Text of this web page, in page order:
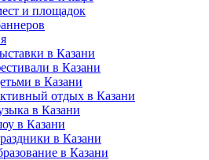
и площадок
в Казани
в Казани
в Казани
отдых в Казани
в Казани
в Казани
в Казани
в Казани